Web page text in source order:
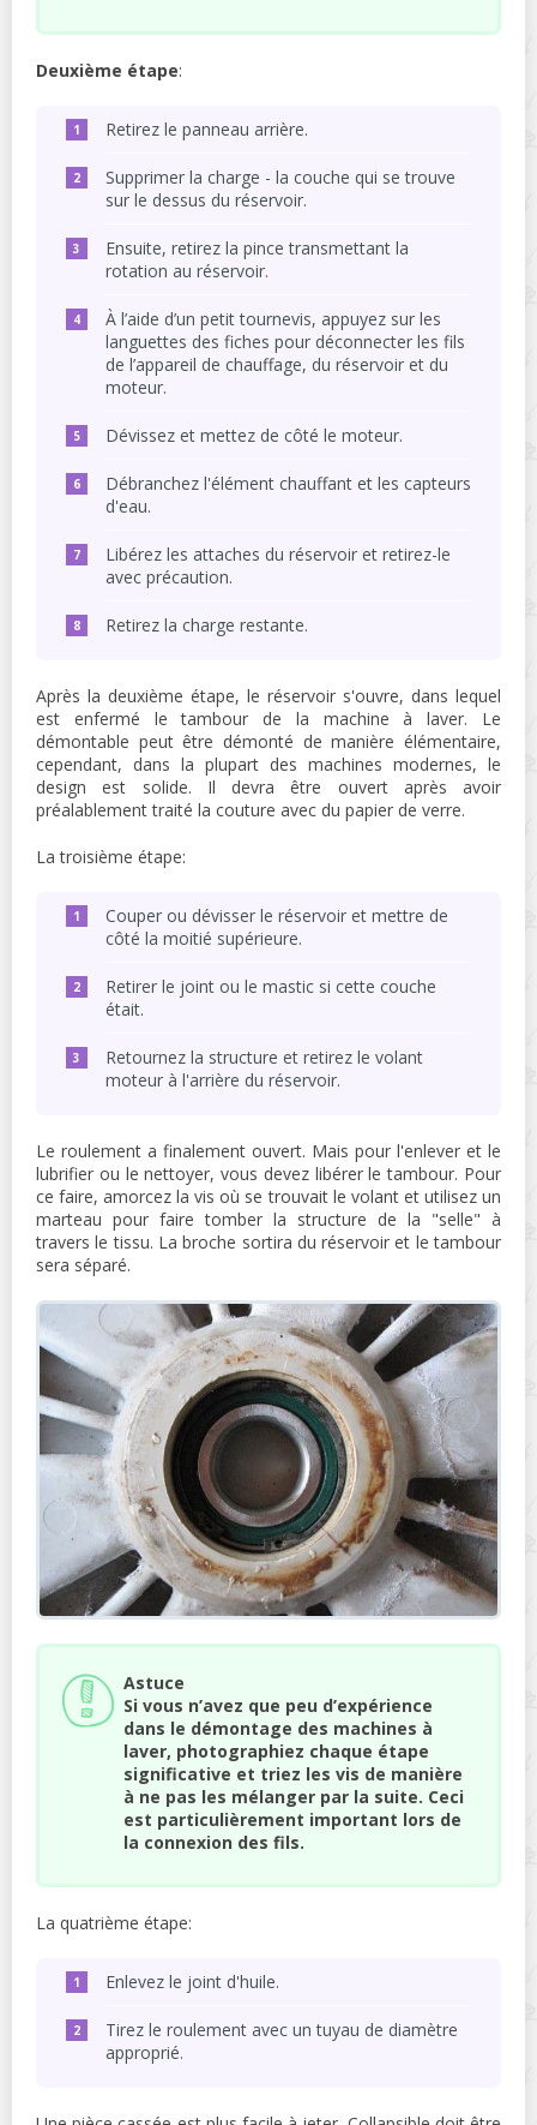
Deuxième étape:
Retirez le panneau arrière.
Supprimer la charge - la couche qui se trouve
sur le dessus du réservoir.
Ensuite, retirez la pince transmettant la
rotation au réservoir.
À l’aide d’un petit tournevis, appuyez sur les
languettes des fiches pour déconnecter les fils
de l’appareil de chauffage, du réservoir et du
moteur.
Dévissez et mettez de côté le moteur.
Débranchez l'élément chauffant et les capteurs
d'eau.
Libérez les attaches du réservoir et retirez-le
avec précaution.
Retirez la charge restante.
Après la deuxième étape, le réservoir s'ouvre, dans lequel
est enfermé le tambour de la machine à laver. Le
démontable peut être démonté de manière élémentaire,
cependant, dans la plupart des machines modernes, le
design est solide. Il devra être ouvert après avoir
préalablement traité la couture avec du papier de verre.
La troisième étape:
Couper ou dévisser le réservoir et mettre de
côté la moitié supérieure.
Retirer le joint ou le mastic si cette couche
était.
Retournez la structure et retirez le volant
moteur à l'arrière du réservoir.
Le roulement a finalement ouvert. Mais pour l'enlever et le
lubrifier ou le nettoyer, vous devez libérer le tambour. Pour
ce faire, amorcez la vis où se trouvait le volant et utilisez un
marteau pour faire tomber la structure de la "selle" à
travers le tissu. La broche sortira du réservoir et le tambour
sera séparé.
Astuce
Si vous n’avez que peu d’expérience
dans le démontage des machines à
laver, photographiez chaque étape
significative et triez les vis de manière
à ne pas les mélanger par la suite. Ceci
est particulièrement important lors de
la connexion des fils.
La quatrième étape:
Enlevez le joint d'huile.
Tirez le roulement avec un tuyau de diamètre
approprié.